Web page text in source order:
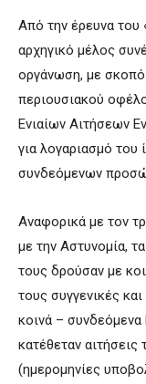
Από την έρευνα του
αρχηγικό μέλος
οργάνωση, με
περιουσιακού
Ενιαίων Αιτήσεων
για λογαριασμό του
συνδεόμενων
Αναφορικά με τον
με την Αστυνομία,
τους δρούσαν με
τους συγγενικές
κοινά –
κατέθεταν
(ημερομηνίες